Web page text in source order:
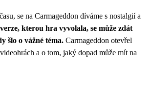
se na Carmageddon díváme s nostalgií a
kterou hra vyvolala, se může zdát
šlo o vážné téma. Carmageddon otevřel
a o tom, jaký dopad může mít na